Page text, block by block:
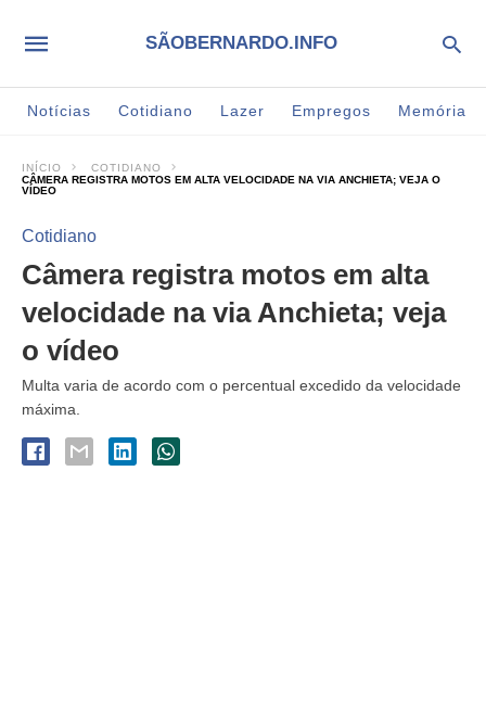
SÃOBERNARDO.INFO
Notícias Cotidiano Lazer Empregos Memória
INÍCIO
COTIDIANO
CÂMERA REGISTRA MOTOS EM ALTA VELOCIDADE NA VIA ANCHIETA; VEJA O
VÍDEO
Cotidiano
Câmera registra motos em alta
velocidade na via Anchieta; veja
o vídeo
Multa varia de acordo com o percentual excedido da velocidade
máxima.